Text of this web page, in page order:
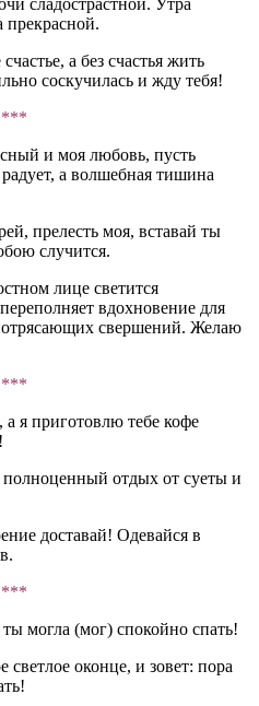
сладострастной. Утра
прекрасной.
а без счастья жить
соскучилась и жду тебя!
***
и моя любовь, пусть
радует, а волшебная тишина
прелесть моя, вставай ты
случится.
лице светится
вдохновение для
свершений. Желаю
***
я приготовлю тебе кофе
полноценный отдых от суеты и
доставай! Одевайся в
***
могла (мог) спокойно спать!
светлое оконце, и зовет: пора